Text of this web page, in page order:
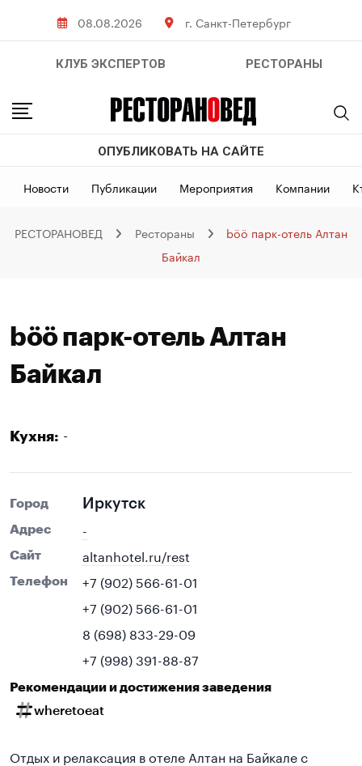
08.08.2026 г. Санкт-Петербург
КЛУБ ЭКСПЕРТОВ РЕСТОРАНЫ
ОПУБЛИКОВАТЬ НА САЙТЕ
Новости Публикации Мероприятия Компании
РЕСТОРАНОВЕД Рестораны
böö парк-отель Алтан
Байкал
böö парк-отель Алтан
Байкал
Кухня: -
Город Иркутск
Адрес -
Сайт altanhotel.ru/rest
Телефон
+7 (902) 566-61-01
+7 (902) 566-61-01
8 (698) 833-29-09
+7 (998) 391-88-87
Рекомендации и достижения заведения
wheretoeat
Отдых и релаксация в отеле Алтан на Байкале с